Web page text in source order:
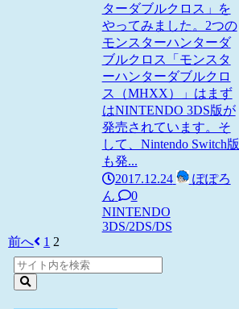
ターダブルクロス」を
やってみました。2つの
モンスターハンターダ
ブルクロス「モンスタ
ーハンターダブルクロ
ス（MHXX）」はまず
はNINTENDO 3DS版が
発売されています。そ
して、Nintendo Switch版
も発...
2017.12.24
ぽぽろ
ん
0
NINTENDO
3DS/2DS/DS
前へ
1 2